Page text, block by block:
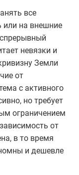
все
или на внешние
невязки и
Земли
от
с активного
но требует
ограничением
от
в то время
и дешевле